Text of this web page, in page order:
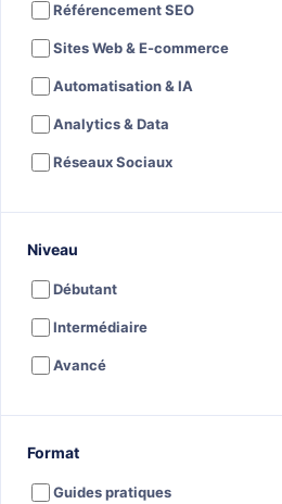
Référencement SEO
Sites Web & E-commerce
Automatisation & IA
Analytics & Data
Réseaux Sociaux
Niveau
Débutant
Intermédiaire
Avancé
Format
Guides pratiques